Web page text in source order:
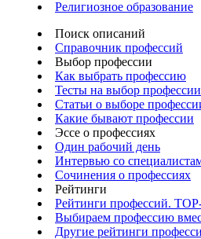
Религиозное образование
Поиск описаний
Справочник профессий
Выбор профессии
Как выбрать профессию
Тесты на выбор профессии
Статьи о выборе
Какие бывают профессии
Эссе о профессиях
Один рабочий день
Интервью со
Сочинения о профессиях
Рейтинги
Рейтинги профессий.
Выбираем профессию
Другие рейтинги